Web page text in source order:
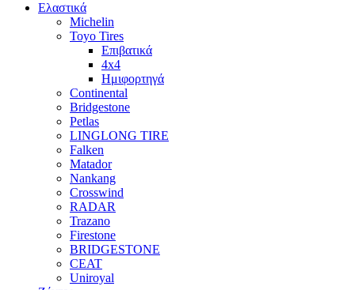
Ελαστικά
Michelin
Toyo Tires
Επιβατικά
4x4
Ημιφορτηγά
Continental
Bridgestone
Petlas
LINGLONG TIRE
Falken
Matador
Nankang
Crosswind
RADAR
Trazano
Firestone
BRIDGESTONE
CEAT
Uniroyal